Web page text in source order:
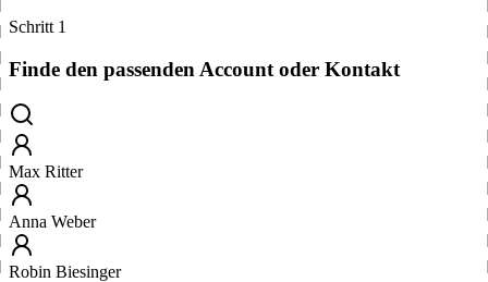
Schritt 1
Finde den passenden Account oder Kontakt
Max Ritter
Anna Weber
Robin Biesinger